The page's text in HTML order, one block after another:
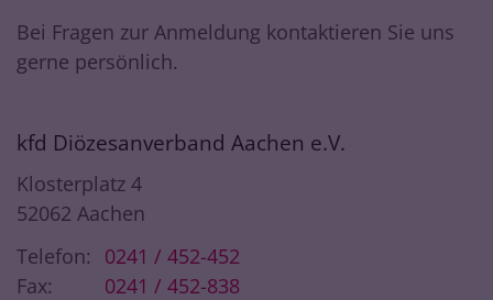
Bei Fragen zur Anmeldung kontaktieren Sie uns
gerne persönlich.
kfd Diözesanverband Aachen e.V.
Klosterplatz 4
52062 Aachen
Telefon:
0241 / 452-452
Fax:
0241 / 452-838